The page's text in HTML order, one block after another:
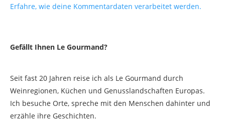
Erfahre, wie deine Kommentardaten verarbeitet werden.
Gefällt Ihnen Le Gourmand?
Seit fast 20 Jahren reise ich als Le Gourmand durch
Weinregionen, Küchen und Genusslandschaften Europas.
Ich besuche Orte, spreche mit den Menschen dahinter und
erzähle ihre Geschichten.